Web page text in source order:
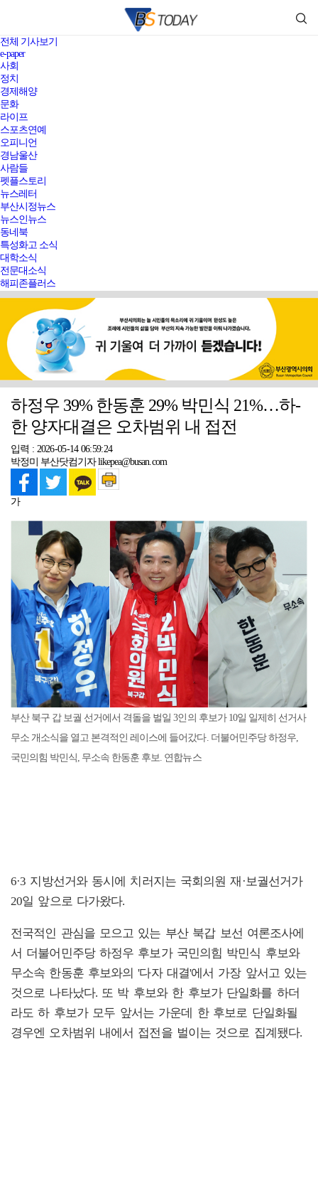
전체 기사보기
e-paper
사회
정치
경제해양
문화
라이프
스포츠연예
오피니언
경남울산
사람들
펫플스토리
뉴스레터
부산시정뉴스
뉴스인뉴스
동네북
특성화고 소식
대학소식
전문대소식
해피존플러스
하정우 39% 한동훈 29% 박민식 21%…하-
한 양자대결은 오차범위 내 접전
입력 : 2026-05-14 06:59:24
박정미 부산닷컴기자 likepea@busan.com
가
부산 북구 갑 보궐 선거에서 격돌을 벌일 3인의 후보가 10일 일제히 선거사
무소 개소식을 열고 본격적인 레이스에 들어갔다. 더불어민주당 하정우,
국민의힘 박민식, 무소속 한동훈 후보. 연합뉴스
6·3 지방선거와 동시에 치러지는 국회의원 재·보궐선거가
20일 앞으로 다가왔다.
전국적인 관심을 모으고 있는 부산 북갑 보선 여론조사에
서 더불어민주당 하정우 후보가 국민의힘 박민식 후보와
무소속 한동훈 후보와의 '다자 대결'에서 가장 앞서고 있는
것으로 나타났다. 또 박 후보와 한 후보가 단일화를 하더
라도 하 후보가 모두 앞서는 가운데 한 후보로 단일화될
경우엔 오차범위 내에서 접전을 벌이는 것으로 집계됐다.